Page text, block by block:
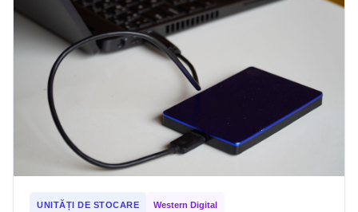
UNITĂȚI DE STOCARE Western Digital